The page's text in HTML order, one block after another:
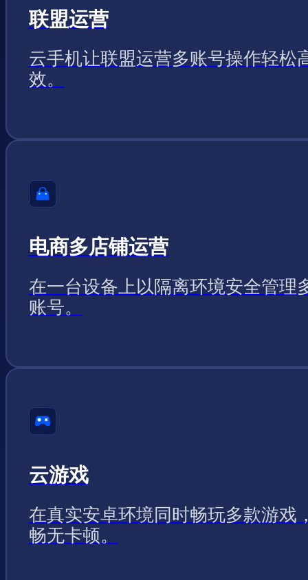
联盟运营
云手机让联盟运营多账号操作轻松
效。
电商多店铺运营
在一台设备上以隔离环境安全管理
账号。
云游戏
在真实安卓环境同时畅玩多款游戏
畅无卡顿。